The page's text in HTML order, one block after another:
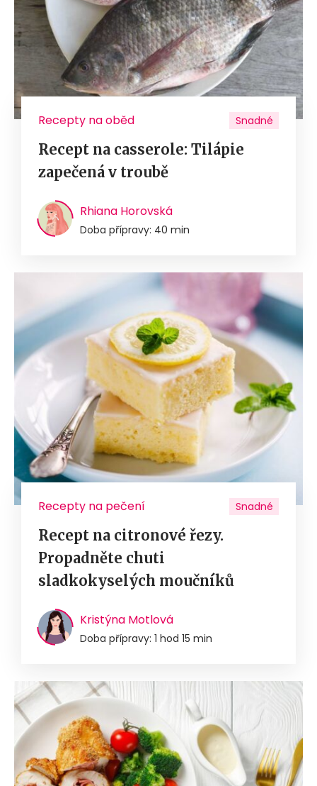
Recepty na oběd Snadné
Recept na casserole: Tilápie
zapečená v troubě
Rhiana Horovská
Doba přípravy: 40 min
Recepty na pečení Snadné
Recept na citronové řezy.
Propadněte chuti
sladkokyselých moučníků
Kristýna Motlová
Doba přípravy: 1 hod 15 min